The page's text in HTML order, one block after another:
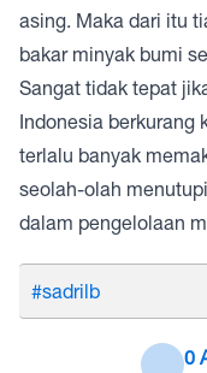
asing. Maka dari itu
bakar minyak bumi
Sangat tidak tepat
Indonesia berkurang
terlalu banyak
seolah-olah
dalam pengelolaan
#sadrilb
0